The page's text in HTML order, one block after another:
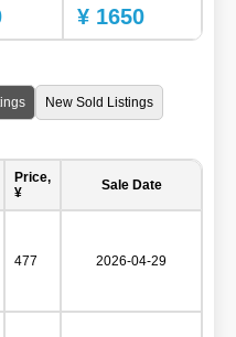
¥ 1650
New Sold Listings
Price,
¥
Sale Date
477 2026-04-29